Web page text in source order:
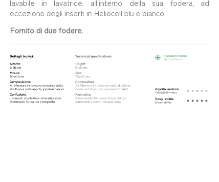
lavabile in lavatrice, all’interno della sua fodera, ad
eccezione degli inserti in Heliocell blu e bianco.
Fornito di due fodere.